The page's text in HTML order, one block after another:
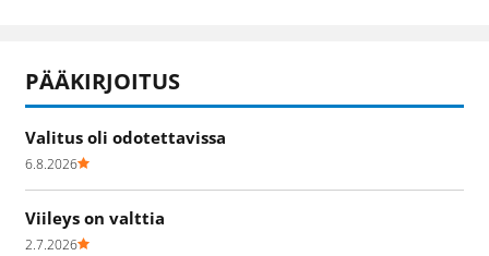
PÄÄKIRJOITUS
Valitus oli odotettavissa
6.8.2026
Viileys on valttia
2.7.2026